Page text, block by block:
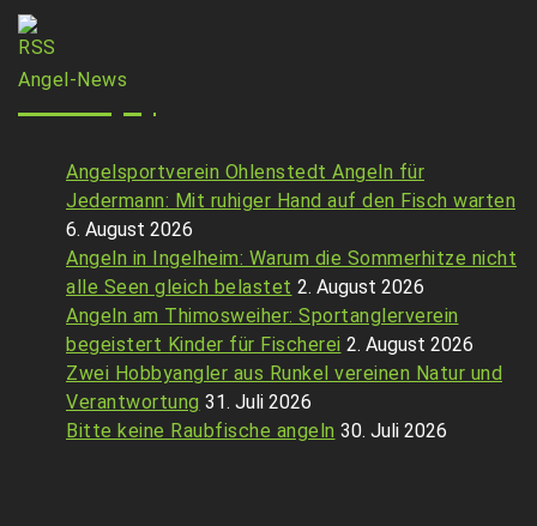
Angel-News
Angelsportverein Ohlenstedt Angeln für
Jedermann: Mit ruhiger Hand auf den Fisch warten
6. August 2026
Angeln in Ingelheim: Warum die Sommerhitze nicht
alle Seen gleich belastet 2. August 2026
Angeln am Thimosweiher: Sportanglerverein
begeistert Kinder für Fischerei 2. August 2026
Zwei Hobbyangler aus Runkel vereinen Natur und
Verantwortung 31. Juli 2026
Bitte keine Raubfische angeln 30. Juli 2026